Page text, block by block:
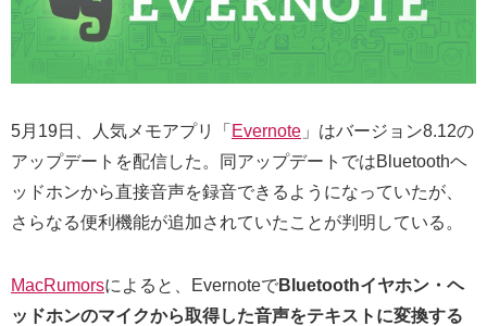
5月19日、人気メモアプリ「 Evernote 」はバージョン8.12の
アップデートを配信した。同アップデートではBluetoothヘ
ッドホンから直接音声を録音できるようになっていたが、
さらなる便利機能が追加されていたことが判明している。
MacRumorsによると、EvernoteでBluetoothイヤホン・ヘ
ッドホンのマイクから取得した音声をテキストに変換する